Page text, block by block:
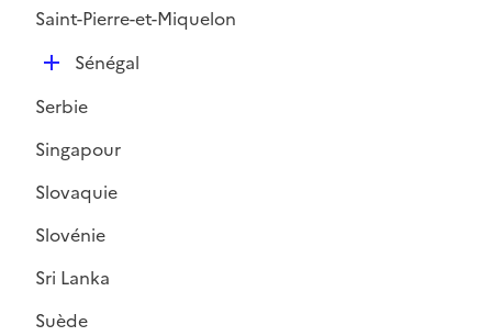
e
Saint-Pierre-et-Miquelon
D
p
l
i
e
Sénégal
Serbie
Singapour
Slovaquie
Slovénie
Sri Lanka
Suède